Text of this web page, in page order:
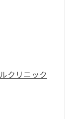
クリニック